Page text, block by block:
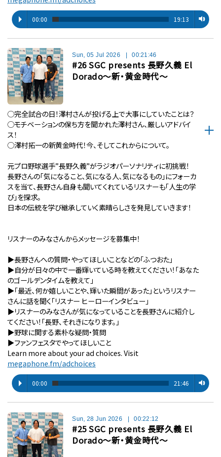
00:00 19:13
Sun, 05 Jul 2026 | 00:21:46
#26 SGC presents 長野久義 El
Dorado〜新・黄金時代〜
◯完全試合の日！澤村さんが投げる上で大事にしていたことは？
◯モチベーションの保ち方を聞かれた澤村さん、厳しいアドバイ
ス！
◯澤村拓一の新黄金時代！今、そしてこれからについて。
元プロ野球選手”長野久義”がラジオパーソナリティに初挑戦！
長野さんの「気になること、気になる人、気になるもの」にフォーカ
スを当て、長野さん自身も聞いてくれているリスナーも「人生の学
び」を探求。
日本の伝統を学び継承していく素晴らしさを発見していきます！
リスナーのみなさんからメッセージを募集中！
▶︎長野さんへの質問・やってほしいことなどの「ふつおた」
▶︎自分が⽇々の中で⼀番輝いている時を教えてください！「あなた
のゴールデンタイムを教えて」
▶︎「最近、何か嬉しいことや、輝いた瞬間があった」というリスナー
さんに話を聞く「リスナー ヒーローインタビュー」
▶︎リスナーのみなさんが気になっていることを長野さんに紹介し
てください！「長野、それきになります。」
▶︎野球に関する素朴な疑問・質問
▶︎ファンフェスタでやってほしいこと
Learn more about your ad choices. Visit
megaphone.fm/adchoices
00:00 21:46
Sun, 28 Jun 2026 00:22:12
#25 SGC presents 長野久義 El
Dorado〜新・黄金時代〜